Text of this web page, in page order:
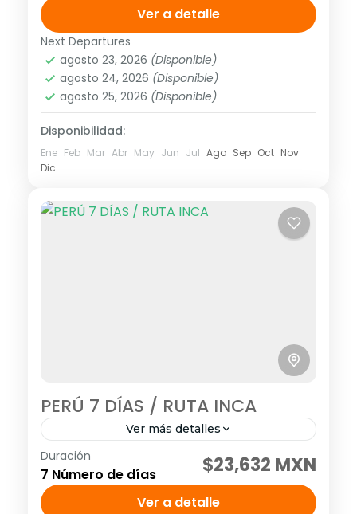
2026 Tarifa no aplica para puentes ni días
festivos, pregunta...
América,Sudamérica
2 People
Ver a detalle
Next Departures
agosto 23, 2026 (Disponible)
agosto 24, 2026 (Disponible)
agosto 25, 2026 (Disponible)
Disponibilidad:
Ene Feb Mar Abr May Jun Jul Ago Sep Oct Nov
Dic
PERÚ 7 DÍAS / RUTA INCA
Ver más detalles
Visitando: Lima, Cusco y Machu Picchu
Salidas: Diarias (garantizadas con un
mínimo de dos personas adultas) hasta el
Duración
7 Número de días $23,632 MXN
Ver a detalle